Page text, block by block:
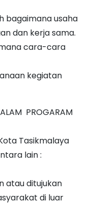
bagaimana usaha
dan kerja sama.
cara-cara
kegiatan
PROGARAM
Tasikmalaya
lain :
atau ditujukan
di luar